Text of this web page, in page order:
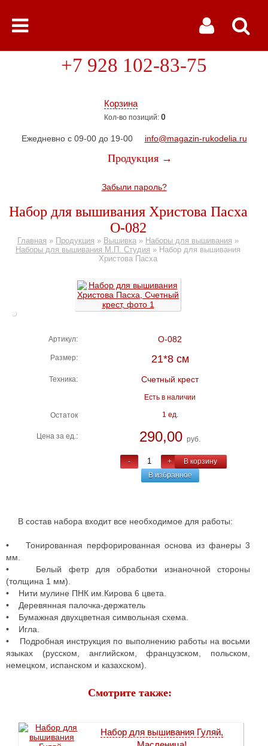
Корзина
Кол-во позиций: 0
+7 928 102-83-75
Ежедневно с 09-00 до 19-00 info@magazin-rukodelia.ru
Продукция →
Забыли пароль?
Набор для вышивания Христова Пасха
О-082
Главная » Продукция » Вышивка » Наборы для вышивания »
Наборы для вышивания М.П. Студия » Набор для вышивания
Христова Пасха
Артикул: О-082
Размер: 21*8 см
Техника: Счетный крест
Есть в наличии
Остаток 1 ед.
Цена за ед.: 290,00 руб.
- +
В корзину
В избранное
В состав набора входит все необходимое для работы:
• Тонированная перфорированная основа из фанеры 3
мм.
• Белый фетр для обработки изнаночной стороны
(толщина 1 мм).
• Нити мулине ПНК им.Кирова 6 цвета.
• Деревянная палочка-держатель
• Бумажная двухцветная символьная схема.
• Игла.
• Подробная инструкция по выполнению работы на восьми
языках (русском, английском, французском, польском,
немецком, испанском и казахском).
Смотрите также:
Набор для вышивания Гуляй,